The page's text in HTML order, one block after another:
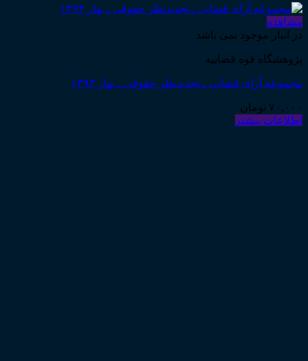
مشاهده
در انبار موجود نمی باشد
پژوهشگاه قوه قضاییه
مجموعه آرای قضایی ـ تجدیدنظر حقوقی ـ بهار ۱۳۹۳
۷۰,۰۰۰ تومان
اطلاعات بیشتر